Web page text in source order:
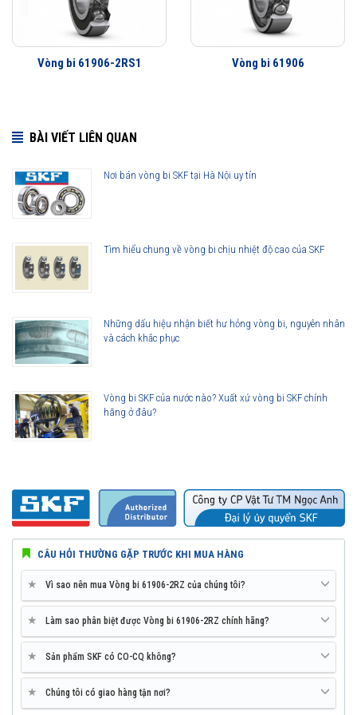
Vòng bi làm việc êm hơn
Ít rung động hơn
Tuổi thọ vòng bi cao hơn
Vòng bi SKF 61906-2RZ thế hệ Explorer được nâng lên cao hơn so với
của vòng bi SKF Explorer thấp hơn rất nhiều. Tính năng này làm giảm
nhu cầu sử dụng mỡ bôi trơn và giảm tiêu hao năng lượng trên vòng
nhiều so với các hãng vòng bi khác trên thị trường, điều này đã được
hàng triệu khách hàng khắp nơi trên toàn thế giới kiểm chứng.
Vòng bi 61906-2RS1 Vòng bi 61906
BÀI VIẾT LIÊN QUAN
Nơi bán vòng bi SKF tại Hà Nội uy tín
Tìm hiểu chung về vòng bi chịu nhiệt độ cao của SKF
Những dấu hiệu nhận biết hư hỏng vòng bi, nguyên nhân
và cách khắc phục
Vòng bi SKF của nước nào? Xuất xứ vòng bi SKF chính
hãng ở đâu?
CÂU HỎI THƯỜNG GẶP TRƯỚC KHI MUA HÀNG
★ Vì sao nên mua Vòng bi 61906-2RZ của chúng tôi?
★ Làm sao phân biệt được Vòng bi 61906-2RZ chính hãng?
★ Sản phẩm SKF có CO-CQ không?
★ Chúng tôi có giao hàng tận nơi?